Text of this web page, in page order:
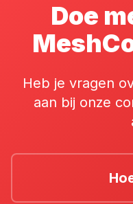
Doe
Heb je vragen
aan bij onze